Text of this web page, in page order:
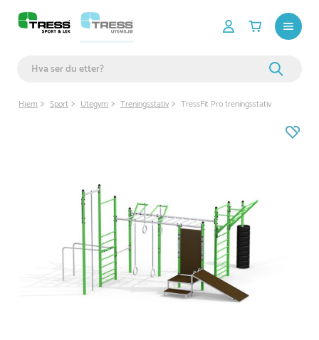
Hjem Sport Utegym Treningsstativ TressFit Pro treningsstativ